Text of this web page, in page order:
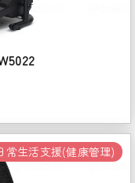
常生活支援(健康管理)